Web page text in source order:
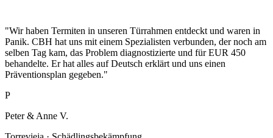
"Wir haben Termiten in unseren Türrahmen entdeckt und waren in
Panik. CBH hat uns mit einem Spezialisten verbunden, der noch am
selben Tag kam, das Problem diagnostizierte und für EUR 450
behandelte. Er hat alles auf Deutsch erklärt und uns einen
Präventionsplan gegeben."
P
Peter & Anne V.